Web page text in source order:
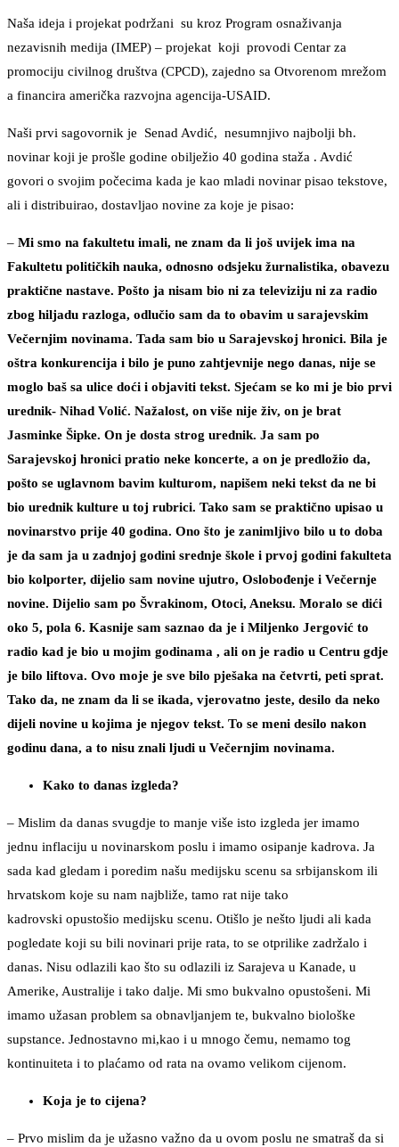
Naša ideja i projekat podržani su kroz Program osnaživanja
nezavisnih medija (IMEP) – projekat koji provodi Centar za
promociju civilnog društva (CPCD), zajedno sa Otvorenom mrežom
a financira američka razvojna agencija-USAID.
Naši prvi sagovornik je Senad Avdić, nesumnjivo najbolji bh.
novinar koji je prošle godine obilježio 40 godina staža . Avdić
govori o svojim počecima kada je kao mladi novinar pisao tekstove,
ali i distribuirao, dostavljao novine za koje je pisao:
– Mi smo na fakultetu imali, ne znam da li još uvijek ima na
Fakultetu političkih nauka, odnosno odsjeku žurnalistika, obavezu
praktične nastave. Pošto ja nisam bio ni za televiziju ni za radio
zbog hiljadu razloga, odlučio sam da to obavim u sarajevskim
Večernjim novinama. Tada sam bio u Sarajevskoj hronici. Bila je
oštra konkurencija i bilo je puno zahtjevnije nego danas, nije se
moglo baš sa ulice doći i objaviti tekst. Sjećam se ko mi je bio prvi
urednik- Nihad Volić. Nažalost, on više nije živ, on je brat
Jasminke Šipke. On je dosta strog urednik. Ja sam po
Sarajevskoj hronici pratio neke koncerte, a on je predložio da,
pošto se uglavnom bavim kulturom, napišem neki tekst da ne bi
bio urednik kulture u toj rubrici. Tako sam se praktično upisao u
novinarstvo prije 40 godina. Ono što je zanimljivo bilo u to doba
je da sam ja u zadnjoj godini srednje škole i prvoj godini fakulteta
bio kolporter, dijelio sam novine ujutro, Oslobođenje i Večernje
novine. Dijelio sam po Švrakinom, Otoci, Aneksu. Moralo se dići
oko 5, pola 6. Kasnije sam saznao da je i Miljenko Jergović to
radio kad je bio u mojim godinama , ali on je radio u Centru gdje
je bilo liftova. Ovo moje je sve bilo pješaka na četvrti, peti sprat.
Tako da, ne znam da li se ikada, vjerovatno jeste, desilo da neko
dijeli novine u kojima je njegov tekst. To se meni desilo nakon
godinu dana, a to nisu znali ljudi u Večernjim novinama.
Kako to danas izgleda?
– Mislim da danas svugdje to manje više isto izgleda jer imamo
jednu inflaciju u novinarskom poslu i imamo osipanje kadrova. Ja
sada kad gledam i poredim našu medijsku scenu sa srbijanskom ili
hrvatskom koje su nam najbliže, tamo rat nije tako
kadrovski opustošio medijsku scenu. Otišlo je nešto ljudi ali kada
pogledate koji su bili novinari prije rata, to se otprilike zadržalo i
danas. Nisu odlazili kao što su odlazili iz Sarajeva u Kanade, u
Amerike, Australije i tako dalje. Mi smo bukvalno opustošeni. Mi
imamo užasan problem sa obnavljanjem te, bukvalno biološke
supstance. Jednostavno mi,kao i u mnogo čemu, nemamo tog
kontinuiteta i to plaćamo od rata na ovamo velikom cijenom.
Koja je to cijena?
– Prvo mislim da je užasno važno da u ovom poslu ne smatraš da si